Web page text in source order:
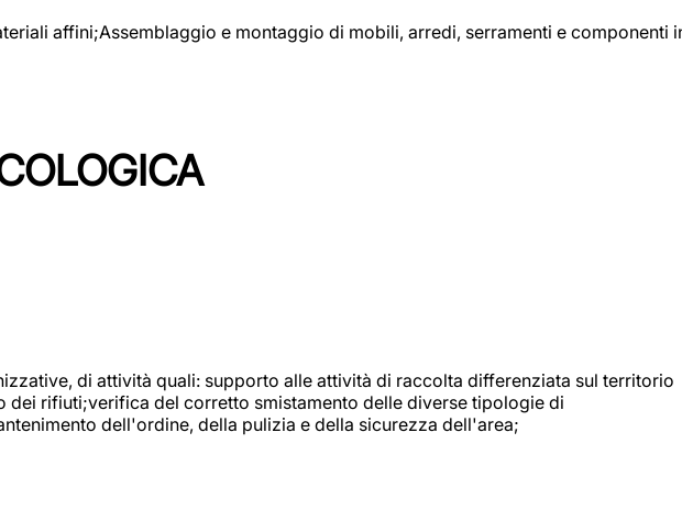
affini;Assemblaggio e montaggio di mobili, arredi, serramenti e componenti
di attività quali: supporto alle attività di raccolta differenziata sul territorio
rifiuti;verifica del corretto smistamento delle diverse tipologie di
dell'ordine, della pulizia e della sicurezza dell'area;